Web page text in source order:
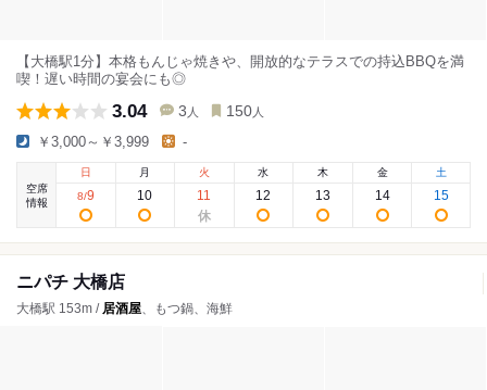
【大橋駅1分】本格もんじゃ焼きや、開放的なテラスでの持込BBQを満
喫！遅い時間の宴会にも◎
3.04 3 人 150 人
￥3,000～￥3,999 -
空席
情報
日
8/9
月
10
火
11
水
12
木
13
金
14
土
15
ニパチ 大橋店
大橋駅 153m / 居酒屋、もつ鍋、海鮮